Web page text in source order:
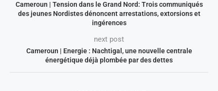
Cameroun | Tension dans le Grand Nord: Trois communiqués
des jeunes Nordistes dénoncent arrestations, extorsions et
ingérences
next post
Cameroun | Energie : Nachtigal, une nouvelle centrale
énergétique déjà plombée par des dettes